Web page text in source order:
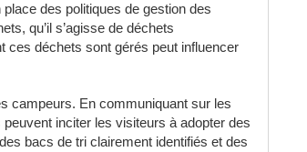
des politiques de gestion des
qu’il s’agisse de déchets
ces déchets sont gérés peut influencer
campeurs. En communiquant sur les
inciter les visiteurs à adopter des
bacs de tri clairement identifiés et des